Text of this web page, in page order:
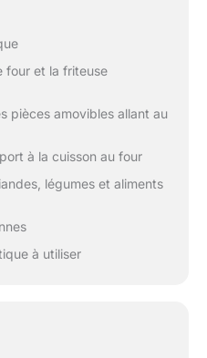
four et la friteuse
pièces amovibles allant au
à la cuisson au four
légumes et aliments
à utiliser